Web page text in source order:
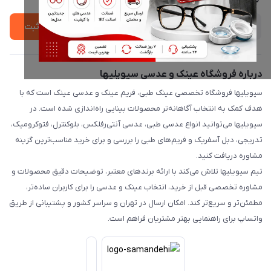
ثبت
درباره فروشگاه عینک و عدسی سیویلیها
سیویلیها فروشگاه تخصصی عینک طبی، فریم عینک و عدسی عینک است که با
هدف کمک به انتخاب آگاهانه‌تر محصولات بینایی راه‌اندازی شده است. در
سیویلیها می‌توانید انواع عدسی طبی، عدسی آنتی‌رفلکس، بلوکنترل، فتوکرومیک،
تدریجی، دبل آسفریک و فریم‌های طبی را بررسی و برای خرید مناسب‌ترین گزینه
مشاوره دریافت کنید.
تیم سیویلیها تلاش می‌کند با ارائه برندهای معتبر، توضیحات دقیق محصولات و
مشاوره تخصصی قبل از خرید، انتخاب عینک و عدسی را برای کاربران ساده‌تر،
مطمئن‌تر و سریع‌تر کند. امکان ارسال در تهران و سراسر کشور و پشتیبانی از طریق
واتساپ برای راهنمایی بهتر مشتریان فراهم است.